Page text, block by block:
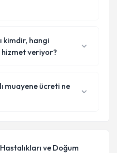
kimdir, hangi
hizmet veriyor?
muayene ücreti ne
ve Doğum